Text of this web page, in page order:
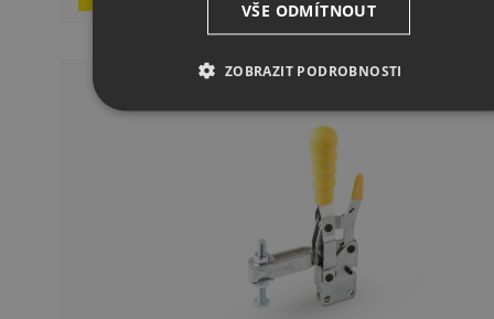
VŠE ODMÍTNOUT
ZOBRAZIT PODROBNOSTI